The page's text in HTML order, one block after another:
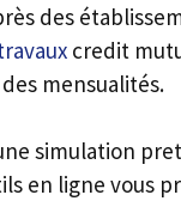
des
credit
mensualités.
simulation
en ligne vous